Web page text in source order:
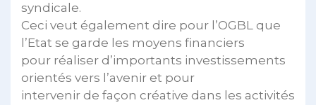
syndicale.
Ceci veut également dire pour l’OGBL que
l’Etat se garde les moyens financiers
pour réaliser d’importants investissements
orientés vers l’avenir et pour
intervenir de façon créative dans les activités